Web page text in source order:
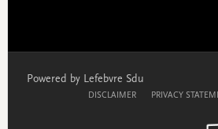
Powered by Lefebvre Sdu
DISCLAIMER PRIVACY